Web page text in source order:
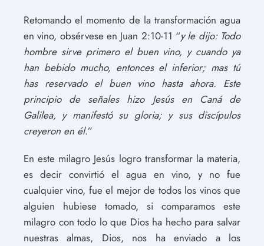
Retomando el momento de la transformación agua
en vino, obsérvese en Juan 2:10-11 “y le dijo: Todo
hombre sirve primero el buen vino, y cuando ya
han bebido mucho, entonces el inferior; mas tú
has reservado el buen vino hasta ahora. Este
principio de señales hizo Jesús en Caná de
Galilea, y manifestó su gloria; y sus discípulos
creyeron en él.”
En este milagro Jesús logro transformar la materia,
es decir convirtió el agua en vino, y no fue
cualquier vino, fue el mejor de todos los vinos que
alguien hubiese tomado, si comparamos este
milagro con todo lo que Dios ha hecho para salvar
nuestras almas, Dios, nos ha enviado a los